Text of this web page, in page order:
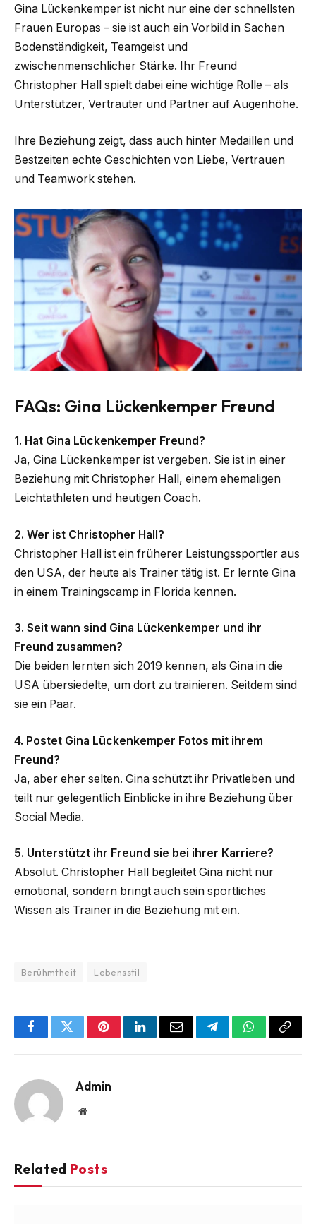
Gina Lückenkemper ist nicht nur eine der schnellsten
Frauen Europas – sie ist auch ein Vorbild in Sachen
Bodenständigkeit, Teamgeist und
zwischenmenschlicher Stärke. Ihr Freund
Christopher Hall spielt dabei eine wichtige Rolle – als
Unterstützer, Vertrauter und Partner auf Augenhöhe.
Ihre Beziehung zeigt, dass auch hinter Medaillen und
Bestzeiten echte Geschichten von Liebe, Vertrauen
und Teamwork stehen.
FAQs: Gina Lückenkemper Freund
1. Hat Gina Lückenkemper Freund?
Ja, Gina Lückenkemper ist vergeben. Sie ist in einer
Beziehung mit Christopher Hall, einem ehemaligen
Leichtathleten und heutigen Coach.
2. Wer ist Christopher Hall?
Christopher Hall ist ein früherer Leistungssportler aus
den USA, der heute als Trainer tätig ist. Er lernte Gina
in einem Trainingscamp in Florida kennen.
3. Seit wann sind Gina Lückenkemper und ihr
Freund zusammen?
Die beiden lernten sich 2019 kennen, als Gina in die
USA übersiedelte, um dort zu trainieren. Seitdem sind
sie ein Paar.
4. Postet Gina Lückenkemper Fotos mit ihrem
Freund?
Ja, aber eher selten. Gina schützt ihr Privatleben und
teilt nur gelegentlich Einblicke in ihre Beziehung über
Social Media.
5. Unterstützt ihr Freund sie bei ihrer Karriere?
Absolut. Christopher Hall begleitet Gina nicht nur
emotional, sondern bringt auch sein sportliches
Wissen als Trainer in die Beziehung mit ein.
Berühmtheit Lebensstil
FacebookTwitterPinterestLinkedInEmail TelegramWhatsApp
Copy
Admin
Website
Related Posts